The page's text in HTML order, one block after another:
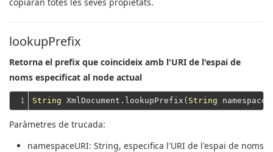
lookupPrefix
Retorna el prefix que coincideix amb l'URI de l'espai de
noms especificat al node actual
1 String XmlDocument.lookupPrefix( String
Paràmetres de trucada:
namespaceURI: String, especifica l'URI de l'espai de noms